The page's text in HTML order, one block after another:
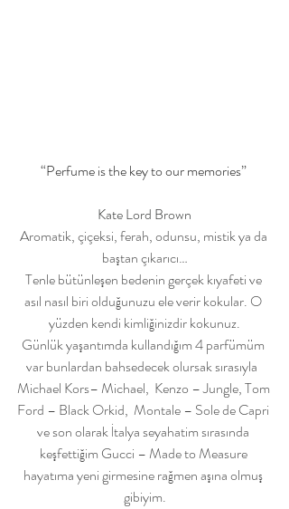
“Perfume is the key to our memories”
Kate Lord Brown
Aromatik, çiçeksi, ferah, odunsu, mistik ya da
baştan çıkarıcı…
Tenle bütünleşen bedenin gerçek kıyafeti ve
asıl nasıl biri olduğunuzu ele verir kokular. O
yüzden kendi kimliğinizdir kokunuz.
Günlük yaşantımda kullandığım 4 parfümüm
var bunlardan bahsedecek olursak sırasıyla
Michael Kors– Michael,  Kenzo – Jungle, Tom
Ford – Black Orkid,  Montale – Sole de Capri
ve son olarak İtalya seyahatim sırasında
keşfettiğim Gucci – Made to Measure
hayatıma yeni girmesine rağmen aşına olmuş
gibiyim.